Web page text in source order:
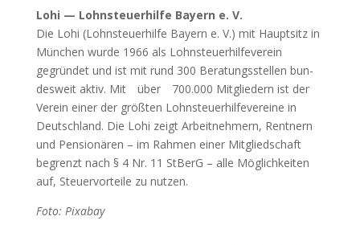
Lohi — Lohn­steu­er­hil­fe Bay­ern e. V.
Die Lohi (Lohn­steu­er­hil­fe Bay­ern e. V.) mit Haupt­sitz in
Mün­chen wur­de 1966 als Lohn­steu­er­hil­fe­ver­ein
gegrün­det und ist mit rund 300 Bera­tungs­stel­len bun­
des­weit aktiv. Mit
über
700.000 Mit­glie­dern ist der
Ver­ein einer der größ­ten Lohn­steu­er­hil­fe­ver­ei­ne in
Deutsch­land. Die Lohi zeigt Arbeit­neh­mern, Rent­nern
und Pen­sio­nä­ren – im Rah­men einer Mit­glied­schaft
begrenzt nach § 4 Nr. 11 StBerG – alle Mög­lich­kei­ten
auf, Steu­er­vor­tei­le zu nut­zen.
Foto: Pix­a­bay